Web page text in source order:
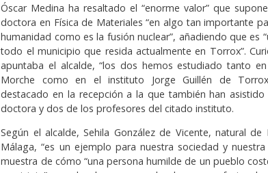
Óscar Medina ha resaltado el “enorme valor” que
doctora en Física de Materiales “en algo tan importante
humanidad como es la fusión nuclear”, añadiendo que es
todo el municipio que resida actualmente en Torrox”.
apuntaba el alcalde, “los dos hemos estudiado tanto
Morche como en el instituto Jorge Guillén de
destacado en la recepción a la que también han
doctora y dos de los profesores del citado instituto.
Según el alcalde, Sehila González de Vicente, natural de
Málaga, “es un ejemplo para nuestra sociedad y nuestra
muestra de cómo “una persona humilde de un pueblo